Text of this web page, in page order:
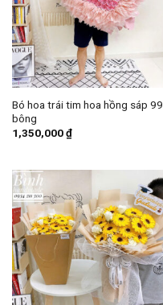
Bó hoa trái tim hoa hồng sáp 99
bông
1,350,000₫